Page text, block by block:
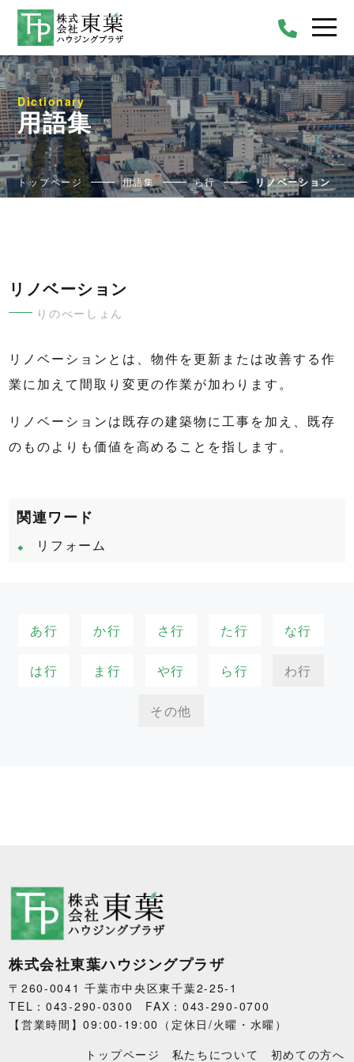
Dictionary
用語集
トップページ 用語集 ら行 リノベーション
リノベーション
りのべーしょん
リノベーションとは、物件を更新または改善する作
業に加えて間取り変更の作業が加わります。
リノベーションは既存の建築物に工事を加え、既存
のものよりも価値を高めることを指します。
関連ワード
リフォーム
あ行 か行 さ行 た行 な行
は行 ま行 や行 ら行 わ行
その他
株式会社東葉ハウジングプラザ
〒260-0041 千葉市中央区東千葉2-25-1
TEL：043-290-0300 FAX：043-290-0700
【営業時間】09:00-19:00（定休日/火曜・水曜）
トップページ
私たちについて 初めての方へ